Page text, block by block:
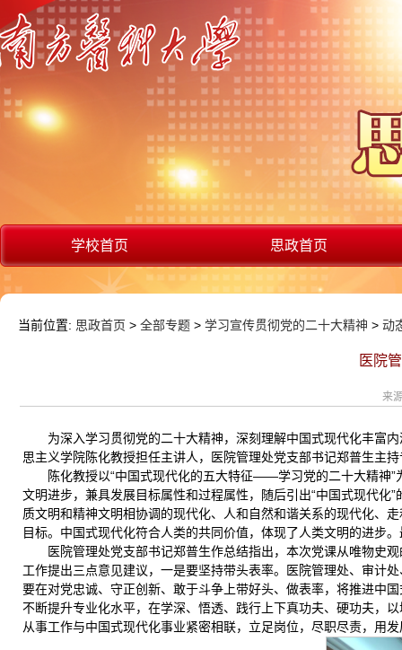
学校首页 思政首页
当前位置: 思政首页 > 全部专题 > 学习宣传贯彻党的二十大精神 > 动
医院
来
为深入学习贯彻党的二十大精神，深刻理解中国式现代化丰富
思主义学院陈化教授担任主讲人，医院管理处党支部书记郑普生主
陈化教授以“中国式现代化的五大特征——学习党的二十大精神”
文明进步，兼具发展目标属性和过程属性，随后引出“中国式现代
质文明和精神文明相协调的现代化、人和自然和谐关系的现代化、
目标。中国式现代化符合人类的共同价值，体现了人类文明的进步
医院管理处党支部书记郑普生作总结指出，本次党课从唯物史
工作提出三点意见建议，一是要坚持带头表率。医院管理处、审计
要在对党忠诚、守正创新、敢于斗争上带好头、做表率，将推进中
不断提升专业化水平，在学深、悟透、践行上下真功夫、硬功夫，
从事工作与中国式现代化事业紧密相联，立足岗位，尽职尽责，用